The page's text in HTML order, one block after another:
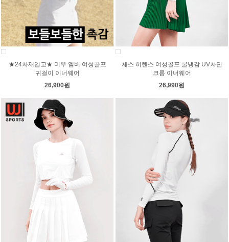
★24차재입고★ 미우 엠버 여성골프
귀걸이 이너웨어
26,900원
체스 히렌스 여성골프 쿨냉감 UV차단
크롭 이너웨어
26,990원